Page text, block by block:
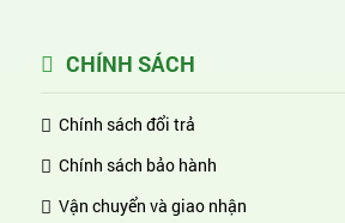
CHÍNH SÁCH
Chính sách đổi trả
Chính sách bảo hành
Vận chuyển và giao nhận